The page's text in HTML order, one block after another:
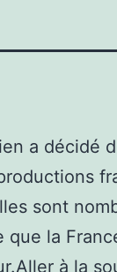
a décidé
sont
que la
Aller à la